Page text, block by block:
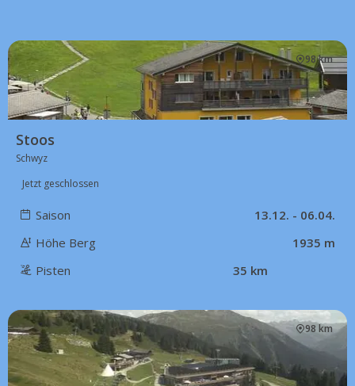
98 km
Stoos
Schwyz
Jetzt geschlossen
Saison
13.12. - 06.04.
Höhe Berg
1935 m
Pisten
35 km
98 km